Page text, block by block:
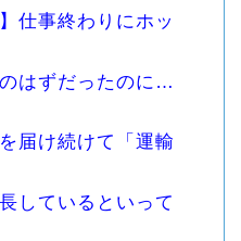
仕事終わりにホッ
はずだったのに…
届け続けて「運輸
しているといって